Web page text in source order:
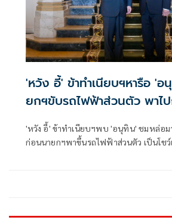
'หวัง อี้' ข้าทำเนียบฯหารือ '
ยกฯขับรถไฟฟ้าส่วนตัว พาไ
'หวัง อี้' ข้าทำเนียบฯพบ 'อนุทิน' ชมหล่อม
ก่อนนายกฯพาขึ้นรถไฟฟ้าส่วนตัว เป็นโชว์